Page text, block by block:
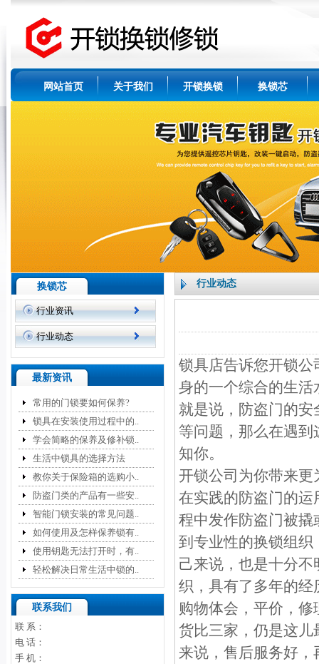
网站首页 关于我们 开锁换锁 换锁芯
换锁芯
行业资讯
行业动态
最新资讯
常用的门锁要如何保养?
锁具在安装使用过程中的..
学会简略的保养及修补锁..
生活中锁具的选择方法
教你关于保险箱的选购小..
防盗门类的产品有一些安..
智能门锁安装的常见问题..
如何使用及怎样保养锁有..
使用钥匙无法打开时，有..
轻松解决日常生活中锁的..
联系我们
联 系：
电 话：
手 机：
行业动态
锁具店告诉您开锁
身的一个综合的生
就是说，防盗门的
等问题，那么在遇
知你。
开锁公司为你带来
在实践的防盗门的
程中发作防盗门被
到专业性的换锁组
己来说，也是十分
织，具有了多年的
购物体会，平价，
货比三家，仍是这
来说，售后服务好